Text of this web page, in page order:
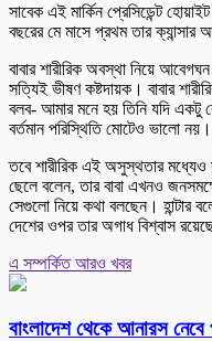
সাবেক এই মার্কিন প্রেসিডেন্ট
বছরের মে মাসে প্রথম তার
বাবার শারীরিক অবস্থা নিয়ে
সত্যিই ভীষণ কষ্টদায়ক। বাবার
বলব- আমার মনে হয় তিনি যদি
বর্তমান পরিস্থিতি মোটেও ভালো নয়।
তবে শারীরিক এই অসুস্থতার মধ্যেও
ছেলে বলেন, তার বাবা এখনও
সেগুলো নিয়ে কথা বলছেন। হান্টার
দেশের ওপর তার অগাধ বিশ্বাস
এ সম্পর্কিত আরও খবর
বাংলাদেশ থেকে আনারস নেবে